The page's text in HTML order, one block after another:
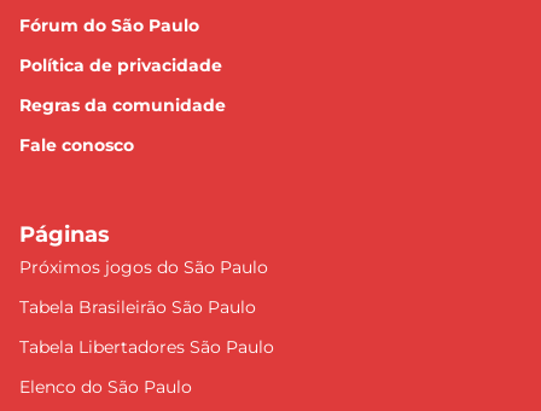
Fórum do São Paulo
Política de privacidade
Regras da comunidade
Fale conosco
Páginas
Próximos jogos do São Paulo
Tabela Brasileirão São Paulo
Tabela Libertadores São Paulo
Elenco do São Paulo